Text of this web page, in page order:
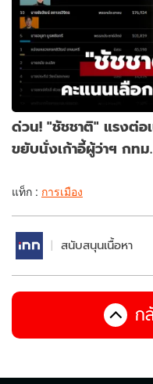
ด่วน! "ชัชชาติ" แรงต่อ
ขยับนั่งเก้าอี้ผู้ว่าฯ กท
แท็ก : การเมือง
สนับสนุนเนื้อหา
ก